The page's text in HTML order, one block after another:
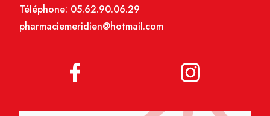
Téléphone: 05.62.90.06.29
pharmaciemeridien@hotmail.com